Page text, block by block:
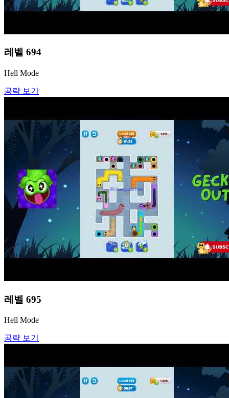
레벨 694
Hell Mode
공략 보기
레벨 695
Hell Mode
공략 보기